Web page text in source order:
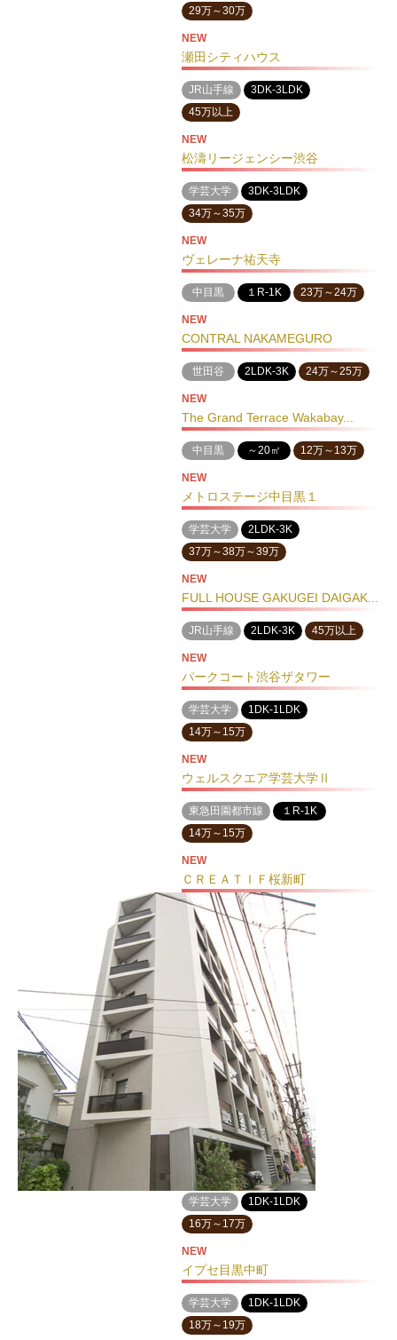
29万～30万
NEW
瀬田シティハウス
JR山手線
3DK-3LDK
45万以上
NEW
松濤リージェンシー渋谷
学芸大学
3DK-3LDK
34万～35万
NEW
ヴェレーナ祐天寺
中目黒 １R-1K 23万～24万
NEW
CONTRAL NAKAMEGURO
世田谷 2LDK-3K 24万～25万
NEW
The Grand Terrace Wakabay...
中目黒 ～20㎡ 12万～13万
NEW
メトロステージ中目黒１
学芸大学
2LDK-3K
37万～38万～39万
NEW
FULL HOUSE GAKUGEI DAIGAK...
JR山手線 2LDK-3K 45万以上
NEW
パークコート渋谷ザタワー
学芸大学
1DK-1LDK
14万～15万
NEW
ウェルスクエア学芸大学Ⅱ
東急田園都市線
１R-1K
14万～15万
NEW
ＣＲＥＡＴＩＦ桜新町
学芸大学
1DK-1LDK
16万～17万
NEW
イプセ目黒中町
学芸大学
1DK-1LDK
18万～19万